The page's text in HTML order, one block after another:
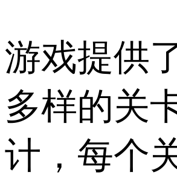
游戏提供
多样的关
计，每个